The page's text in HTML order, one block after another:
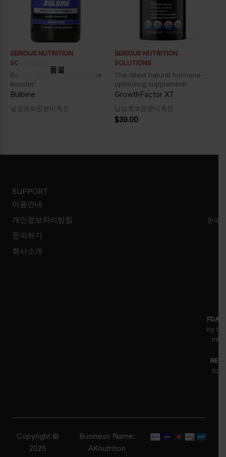
SERIOUS NUTRITION
SOLUTIONS
품절
Bulbine Natural Testosterone
Booster!
Bulbine
남성호르몬분비촉진
SERIOUS NUTRITION
SOLUTIONS
The latest natural hormone-
optimizing supplement!
GrowthFactor XT
남성호르몬분비촉진
$39.00
SUPPORT
이용안내
개인정보처리방침
문의하기
회사소개
한국
FDA
by
for
Copyright ©
2026
Business Name:
AKnutrition